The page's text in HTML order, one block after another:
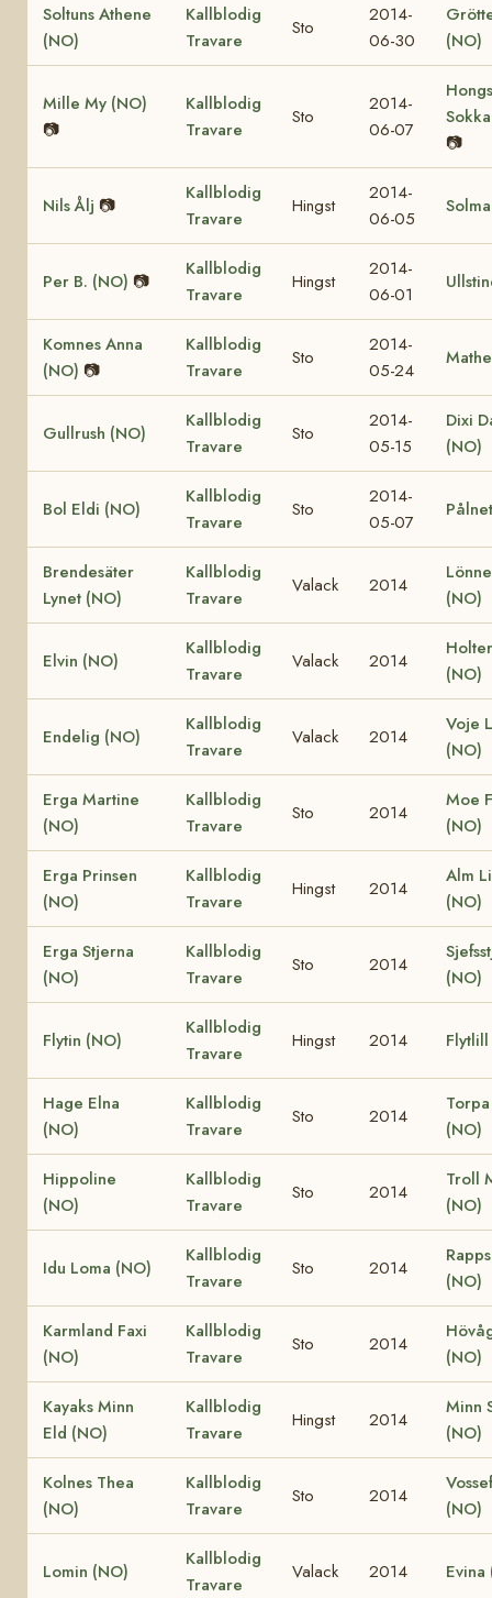
Soltuns Athene
(NO)
Kallblodig
Travare
Sto
2014-
06-30
(NO)
Mille My (NO)
📷
Kallblodig
Travare
Sto
2014-
06-07
📷
Nils Ålj 📷
Kallblodig
Travare
Hingst
2014-
06-05
Per B. (NO) 📷
Kallblodig
Travare
Hingst
2014-
06-01
Komnes Anna
(NO) 📷
Kallblodig
Travare
Sto
2014-
05-24
Gullrush (NO)
Kallblodig
Travare
Sto
2014-
05-15
Dixi
(NO)
Bol Eldi (NO)
Kallblodig
Travare
Sto
2014-
05-07
Brendesäter
Lynet (NO)
Kallblodig
Travare
Valack 2014
(NO)
Elvin (NO)
Kallblodig
Travare
Valack 2014
(NO)
Endelig (NO)
Kallblodig
Travare
Valack 2014
Voje
(NO)
Erga Martine
(NO)
Kallblodig
Travare
Sto 2014
Moe
(NO)
Erga Prinsen
(NO)
Kallblodig
Travare
Hingst 2014
Alm
(NO)
Erga Stjerna
(NO)
Kallblodig
Travare
Sto 2014
(NO)
Flytin (NO)
Kallblodig
Travare
Hingst 2014
Hage Elna
(NO)
Kallblodig
Travare
Sto 2014
(NO)
Hippoline
(NO)
Kallblodig
Travare
Sto 2014
Troll
(NO)
Idu Loma (NO)
Kallblodig
Travare
Sto 2014
(NO)
Karmland Faxi
(NO)
Kallblodig
Travare
Sto 2014
(NO)
Kayaks Minn
Eld (NO)
Kallblodig
Travare
Hingst 2014
Minn
(NO)
Kolnes Thea
(NO)
Kallblodig
Travare
Sto 2014
(NO)
Lomin (NO)
Kallblodig
Travare
Valack 2014 Evina